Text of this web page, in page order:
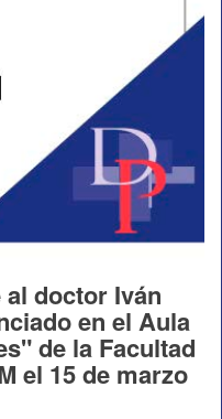
doctor Iván
en el Aula
de la Facultad
el 15 de marzo